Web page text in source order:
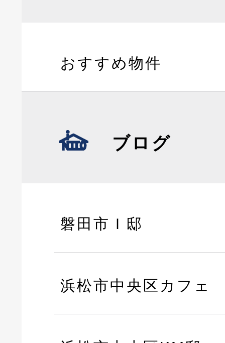
おすすめ物件
ブログ
磐田市Ｉ邸
浜松市中央区カフェ